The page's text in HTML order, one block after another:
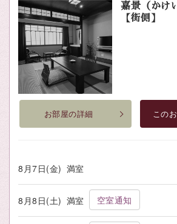
嘉景（かけ
【街側】
お部屋の詳細 この
8月7日(金) 満室
8月8日(土) 満室 空室通知